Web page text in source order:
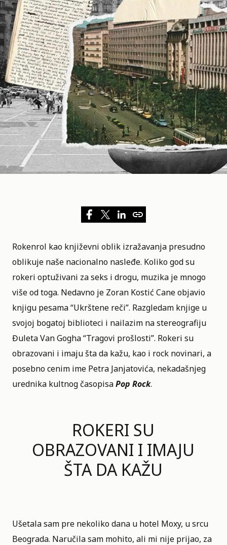
Rokenrol kao književni oblik izražavanja presudno
oblikuje naše nacionalno nasleđe. Koliko god su
rokeri optuživani za seks i drogu, muzika je mnogo
više od toga. Nedavno je Zoran Kostić Cane objavio
knjigu pesama “Ukrštene reči”. Razgledam knjige u
svojoj bogatoj biblioteci i nailazim na stereografiju
Đuleta Van Gogha “Tragovi prošlosti”. Rokeri su
obrazovani i imaju šta da kažu, kao i rock novinari, a
posebno cenim ime Petra Janjatovića, nekadašnjeg
urednika kultnog časopisaPop Rock.
ROKERI SU
OBRAZOVANI I IMAJU
ŠTA DA KAŽU
Ušetala sam pre nekoliko dana u hotel Moxy, u srcu
Beograda. Naručila sam mohito, ali mi nije prijao, za